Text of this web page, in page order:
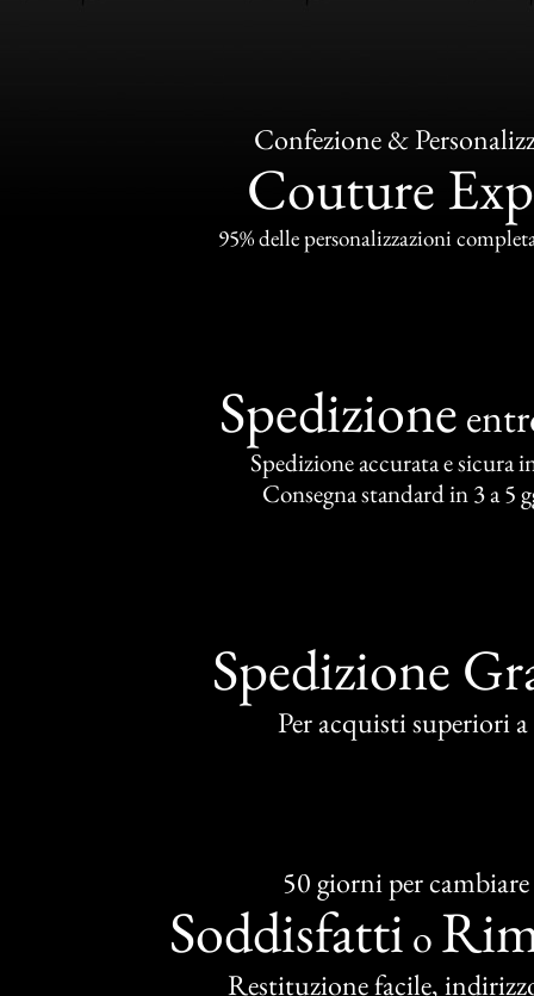
Confezione &
Couture
95% delle personalizzazioni
Spedizione
Spedizione accurata e sicura
Consegna standard in 3 a 5
Spedizione
Per acquisti superiori
50 giorni per cambiare
Soddisfatti o
Restituzione facile,